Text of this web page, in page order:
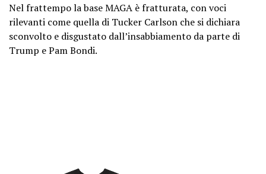
Nel frattempo la base MAGA è fratturata, con voci
rilevanti come quella di Tucker Carlson che si dichiara
sconvolto e disgustato dall’insabbiamento da parte di
Trump e Pam Bondi.